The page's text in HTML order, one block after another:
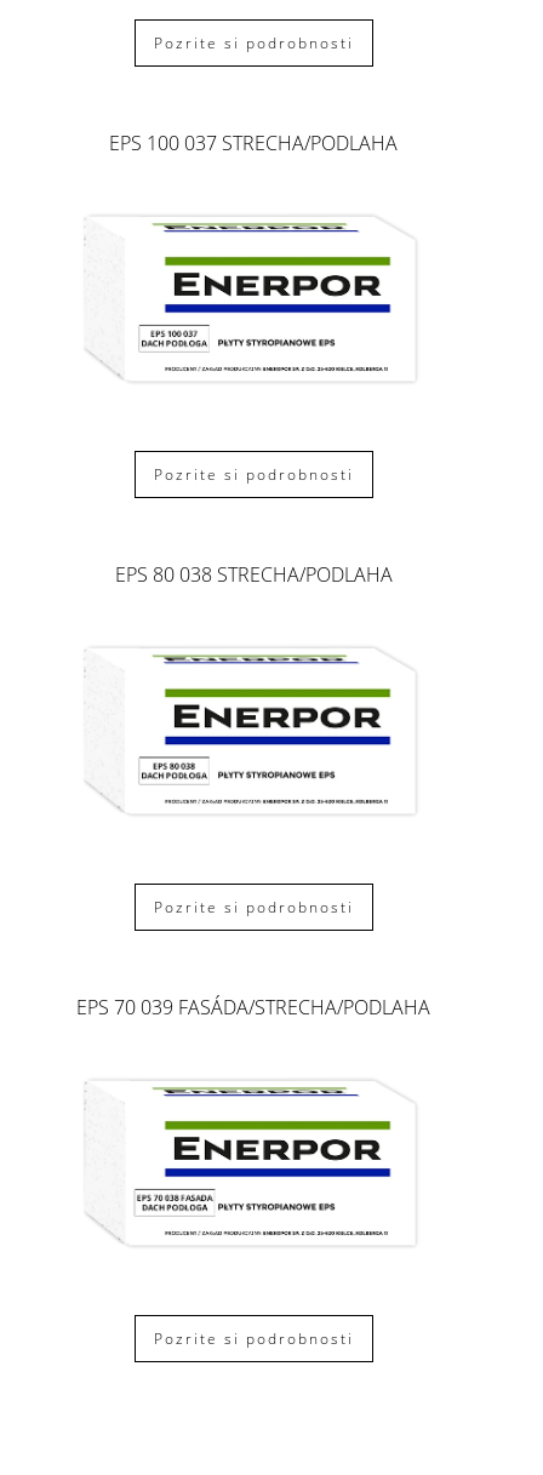
Pozrite si podrobnosti
EPS 100 037 STRECHA/PODLAHA
Pozrite si podrobnosti
EPS 80 038 STRECHA/PODLAHA
Pozrite si podrobnosti
EPS 70 039 FASÁDA/STRECHA/PODLAHA
Pozrite si podrobnosti